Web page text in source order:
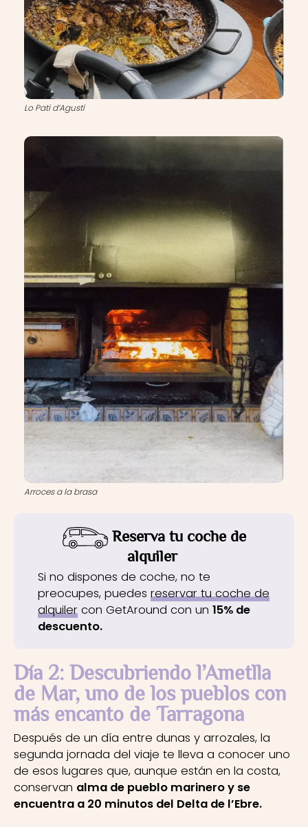
Lo Pati d’Agustí
Arroces a la brasa
Reserva tu coche de
alquiler
Si no dispones de coche, no te
preocupes, puedes reservar tu coche de
alquiler con GetAround con un 15% de
descuento.
Día 2: Descubriendo l’Ametlla
de Mar, uno de los pueblos con
más encanto de Tarragona
Después de un día entre dunas y arrozales, la
segunda jornada del viaje te lleva a conocer uno
de esos lugares que, aunque están en la costa,
conservan alma de pueblo marinero y se
encuentra a 20 minutos del Delta de l’Ebre.